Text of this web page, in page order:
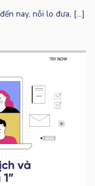
nay, nỗi lo đưa, [...]